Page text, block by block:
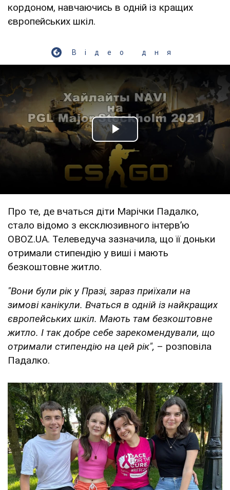
кордоном, навчаючись в одній із кращих
європейських шкіл.
Відео дня
Play Video
Про те, де вчаться діти Марічки Падалко,
стало відомо з ексклюзивного інтервʼю
OBOZ.UA. Телеведуча зазначила, що її доньки
отримали стипендію у виші і мають
безкоштовне житло.
"Вони були рік у Празі, зараз приїхали на
зимові канікули. Вчаться в одній із найкращих
європейських шкіл. Мають там безкоштовне
житло. І так добре себе зарекомендували, що
отримали стипендію на цей рік", – розповіла
Падалко.